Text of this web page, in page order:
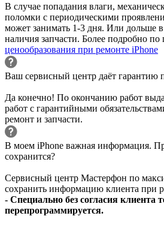
В случае попадания влаги,
поломки с периодическими
может занимать 1-3 дня. Или дольше
наличия запчасти. Более подробно по
ценообразования при ремонте iPhone
Ваш сервисный центр даёт гарантию
Да конечно! По окончанию работ
работ с гарантийными
ремонт и запчасти.
В моем iPhone важная информация.
сохранится?
Сервисный центр Мастерфон по
сохранить информацию клиента при
- Специально без согласия клиента
перепрограммируется.